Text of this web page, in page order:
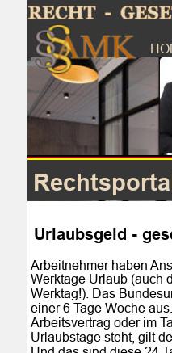
Urlaubsgeld -
Arbeitnehmer haben
Werktage Urlaub (auch
Werktag!). Das
einer 6 Tage Woche
Arbeitsvertrag oder im
Urlaubstage steht, gilt